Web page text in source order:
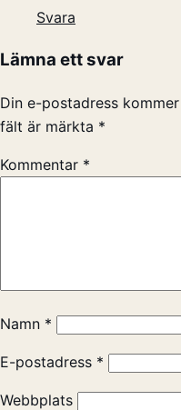
Svara
Lämna ett svar
Din e-postadress
fält är märkta *
Kommentar *
Namn *
E-postadress *
Webbplats